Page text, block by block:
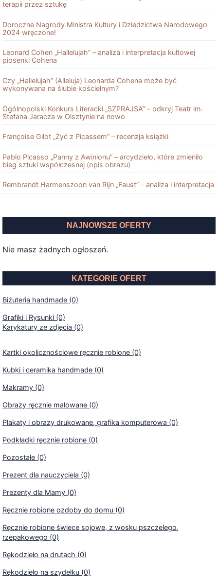
terapii przez sztukę
Doroczne Nagrody Ministra Kultury i Dziedzictwa Narodowego
2024 wręczone!
Leonard Cohen „Hallelujah” – analiza i interpretacja kultowej
piosenki Cohena
Czy „Hallelujah” (Alleluja) Leonarda Cohena może być
wykonywana na ślubie kościelnym?
Ogólnopolski Konkurs Literacki „SZPRAJSA” – odkryj Teatr im.
Stefana Jaracza w Olsztynie na nowo
Françoise Gilot „Żyć z Picassem” – recenzja książki
Pablo Picasso „Panny z Awinionu” – arcydzieło, które zmieniło
bieg sztuki współczesnej (opis obrazu)
Rembrandt Harmenszoon van Rĳn „Faust” – analiza i interpretacja
NAJNOWSZE OFERTY
Nie masz żadnych ogłoszeń.
KATEGORIE OFERT
Biżuteria handmade (0)
Grafiki i Rysunki (0)
Karykatury ze zdjęcia (0)
Kartki okolicznościowe ręcznie robione (0)
Kubki i ceramika handmade (0)
Makramy (0)
Obrazy ręcznie malowane (0)
Plakaty i obrazy drukowane, grafika komputerowa (0)
Podkładki ręcznie robione (0)
Pozostałe (0)
Prezent dla nauczyciela (0)
Prezenty dla Mamy (0)
Ręcznie robione ozdoby do domu (0)
Ręcznie robione świece sojowe, z wosku pszczelego,
rzepakowego (0)
Rękodzieło na drutach (0)
Rękodzieło na szydełku (0)